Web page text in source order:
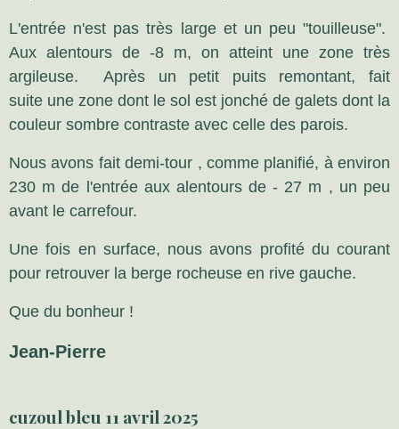
L'entrée n'est pas très large et un peu "touilleuse".
Aux alentours de -8 m, on atteint une zone très
argileuse. Après un petit puits remontant, fait
suite une zone dont le sol est jonché de galets dont la
couleur sombre contraste avec celle des parois.
Nous avons fait demi-tour , comme planifié, à environ
230 m de l'entrée aux alentours de - 27 m , un peu
avant le carrefour.
Une fois en surface, nous avons profité du courant
pour retrouver la berge rocheuse en rive gauche.
Que du bonheur !
Jean-Pierre
cuzoul bleu 11 avril 2025